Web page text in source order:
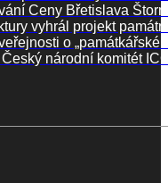
Ceny Břetislava
vyhrál projekt
o
národní komitét